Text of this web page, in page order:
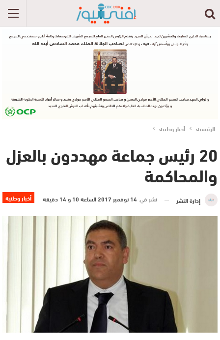
الرئيسية أخبار وطنية
20 رئيس جماعة مهددون بالعزل
والمحاكمة
أخبار وطنية إدارة النشر نشر في 14 نوفمبر 2017 الساعة 10 و 14 دقيقة